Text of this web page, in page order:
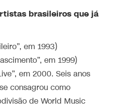
brasileiros que já
em 1993)
em 1999)
em 2000. Seis anos
consagrou como
de World Music